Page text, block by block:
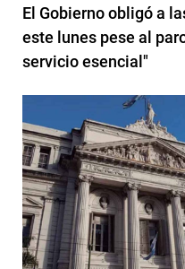
El Gobierno obligó a
este lunes pese al
servicio esencial"